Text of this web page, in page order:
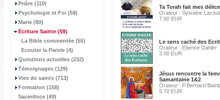
Prière (110)
Psychologie et Foi (59)
Marie (80)
Ecriture Sainte (59)
La Bible commentée (55)
Ecouter la Parole (4)
Questions actuelles (232)
Témoignages (129)
Vies de saints (713)
Formation (158)
Sacerdoce (49)
Ta Torah fait mes
Orateur : Sylvaine Lacout
7.50 EUR
Le sens caché des
Orateur : Etienne Dahler
3.00 EUR
Jésus rencontre la
Samaritaine 1&2
Orateur : P.Bernard
5.70 EUR